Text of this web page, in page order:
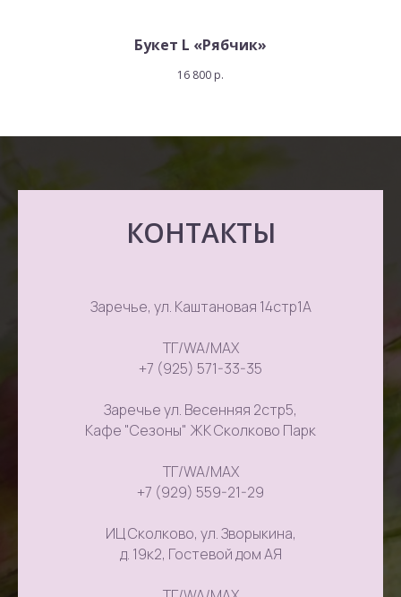
Букет L «Рябчик»
16 800 р.
КОНТАКТЫ
Заречье, ул. Каштановая 14стр1А
ТГ/WA/MAX
+7 (925) 571-33-35
Заречье ул. Весенняя 2стр5,
Кафе "Сезоны" ЖК Сколково Парк
ТГ/WA/MAX
+7 (929) 559-21-29
ИЦ Сколково, ул. Зворыкина,
д. 19к2, Гостевой дом АЯ